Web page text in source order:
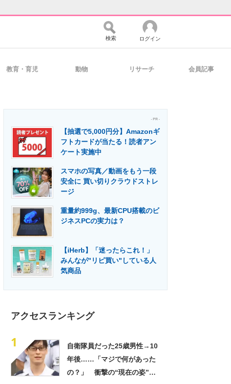
のコミュニティ マーケ×ITの今がよく分かる
入・活用を支援
の専門メディア 建設×テクノロジーの最前線
検索 ログイン
教育・育児 動物 リサーチ 会員記事
- PR -
【抽選で5,000円分】Amazonギ
フトカードが当たる！読者アン
ケート実施中
スマホの写真／動画をもう一段
安全に 買い切りクラウドストレ
ージ
重量約999g、最新CPU搭載のビ
ジネスPCの実力は？
【iHerb】「迷ったらこれ！」
みんなが"リピ買い"している人
気商品
アクセスランキング
1
自衛隊員だった25歳男性→10
年後……「マジで何があった
の？」 衝撃の“現在の姿”が